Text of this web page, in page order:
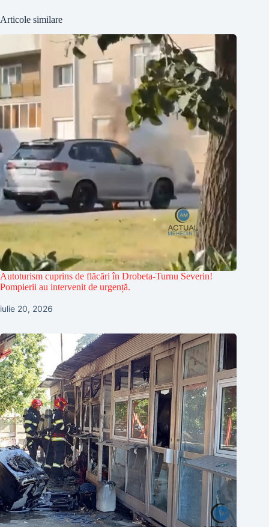
Articole similare
Autoturism cuprins de flăcări în Drobeta-Turnu Severin!
Pompierii au intervenit de urgență.
iulie 20, 2026